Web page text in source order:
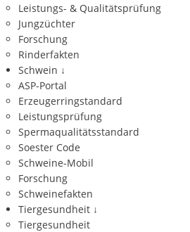
Leistungs- & Qualitätsprüfung
Jungzüchter
Forschung
Rinderfakten
Schwein ↓
ASP-Portal
Erzeugerringstandard
Leistungsprüfung
Spermaqualitätsstandard
Soester Code
Schweine-Mobil
Forschung
Schweinefakten
Tiergesundheit ↓
Tiergesundheit